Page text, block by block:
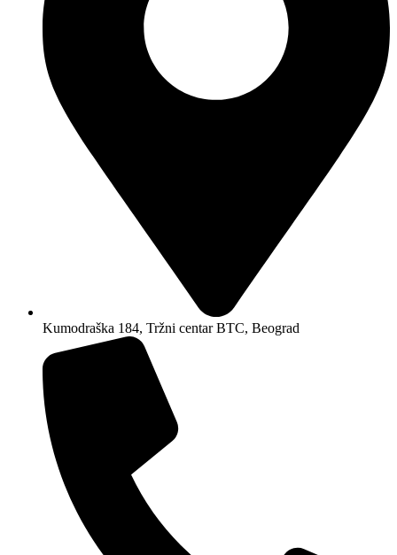
Kumodraška 184, Tržni centar BTC, Beograd